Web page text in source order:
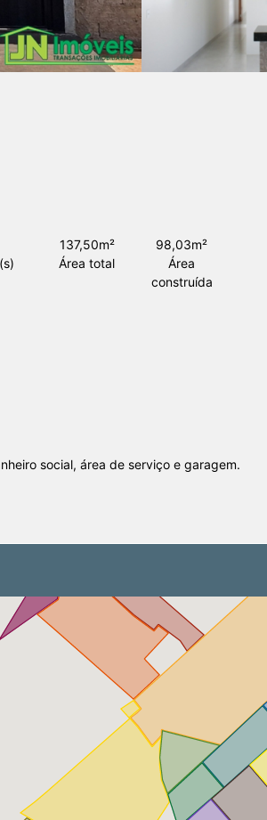
137,50m²
Área total
98,03m²
Área
construída
social, área de serviço e garagem.